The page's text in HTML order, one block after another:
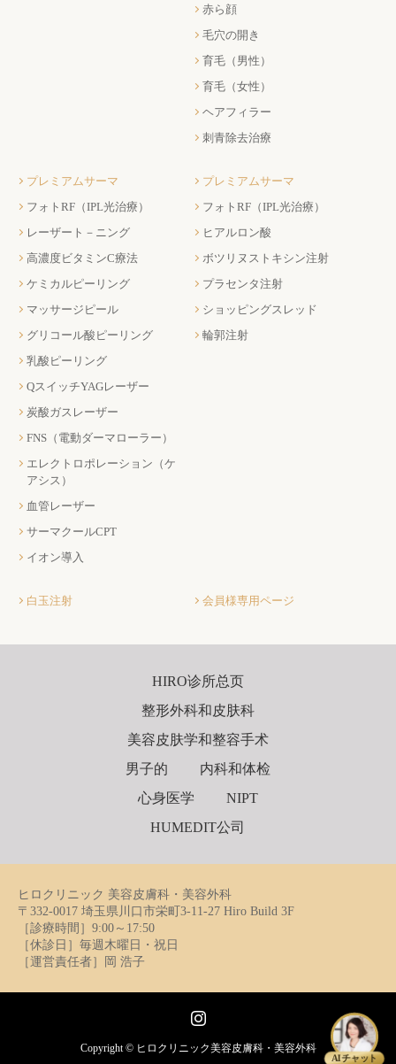
赤ら顔
毛穴の開き
育毛（男性）
育毛（女性）
ヘアフィラー
刺青除去治療
プレミアムサーマ
フォトRF（IPL光治療）
レーザート－ニング
高濃度ビタミンC療法
ケミカルピーリング
マッサージピール
グリコール酸ピーリング
乳酸ピーリング
QスイッチYAGレーザー
炭酸ガスレーザー
FNS（電動ダーマローラー）
エレクトロポレーション（ケ
アシス）
血管レーザー
サーマクールCPT
イオン導入
プレミアムサーマ
フォトRF（IPL光治療）
ヒアルロン酸
ボツリヌストキシン注射
プラセンタ注射
ショッピングスレッド
輪郭注射
白玉注射 会員様専用ページ
HIRO诊所总页
整形外科和皮肤科
美容皮肤学和整容手术
男子的
内科和体检
心身医学
NIPT
HUMEDIT公司
ヒロクリニック 美容皮膚科・美容外科
〒332-0017 埼玉県川口市栄町3-11-27 Hiro Build 3F
［診療時間］9:00～17:50
［休診日］毎週木曜日・祝日
［運営責任者］岡 浩子
Copyright © ヒロクリニック美容皮膚科・美容外科
AIチャット